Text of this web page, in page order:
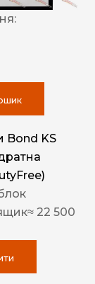
Bond KS
≈ 22 500